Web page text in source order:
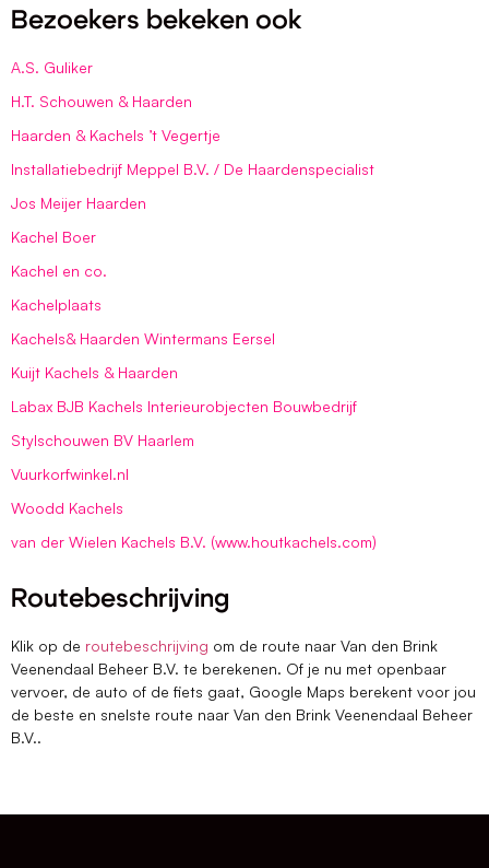
Bezoekers bekeken ook
A.S. Guliker
H.T. Schouwen & Haarden
Haarden & Kachels ’t Vegertje
Installatiebedrijf Meppel B.V. / De Haardenspecialist
Jos Meijer Haarden
Kachel Boer
Kachel en co.
Kachelplaats
Kachels& Haarden Wintermans Eersel
Kuijt Kachels & Haarden
Labax BJB Kachels Interieurobjecten Bouwbedrijf
Stylschouwen BV Haarlem
Vuurkorfwinkel.nl
Woodd Kachels
van der Wielen Kachels B.V. (www.houtkachels.com)
Routebeschrijving
Klik op de routebeschrijving om de route naar Van den Brink
Veenendaal Beheer B.V. te berekenen. Of je nu met openbaar
vervoer, de auto of de fiets gaat, Google Maps berekent voor jou
de beste en snelste route naar Van den Brink Veenendaal Beheer
B.V..